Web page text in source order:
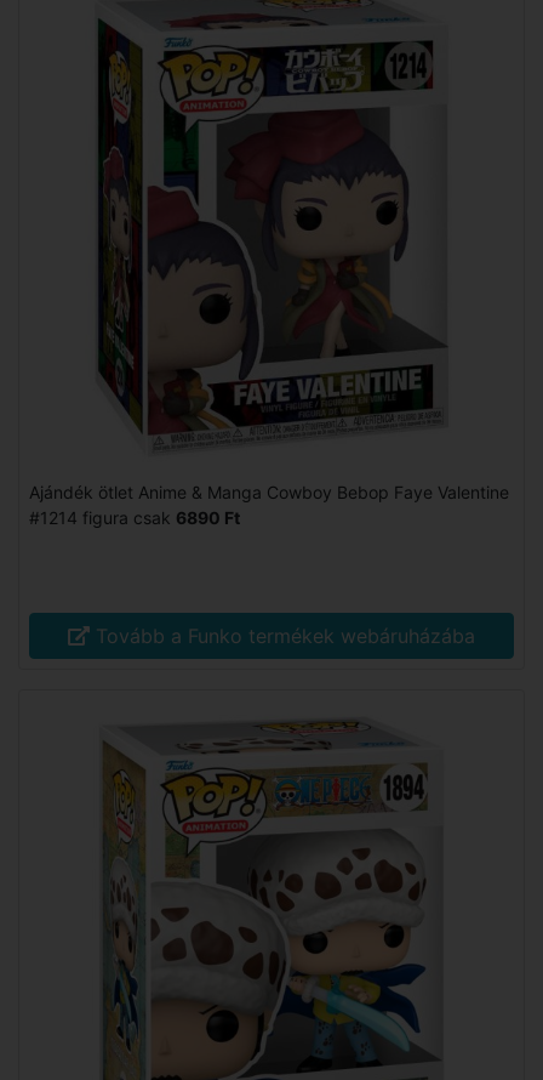
Ajándék ötlet Anime & Manga Cowboy Bebop Faye Valentine
#1214 figura csak 6890 Ft
Tovább a Funko termékek webáruházába